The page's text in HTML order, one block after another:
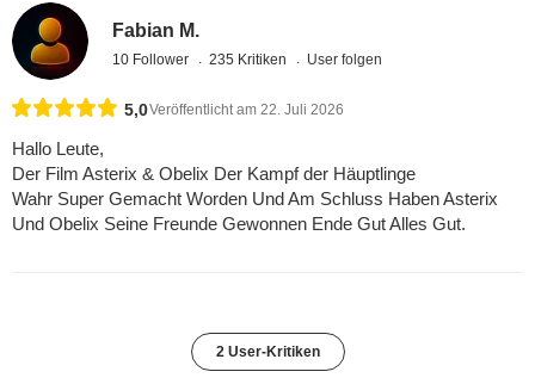
Fabian M.
10 Follower 235 Kritiken User folgen
5,0Veröffentlicht am 22. Juli 2026
Hallo Leute,
Der Film Asterix & Obelix Der Kampf der Häuptlinge
Wahr Super Gemacht Worden Und Am Schluss Haben Asterix
Und Obelix Seine Freunde Gewonnen Ende Gut Alles Gut.
2 User-Kritiken